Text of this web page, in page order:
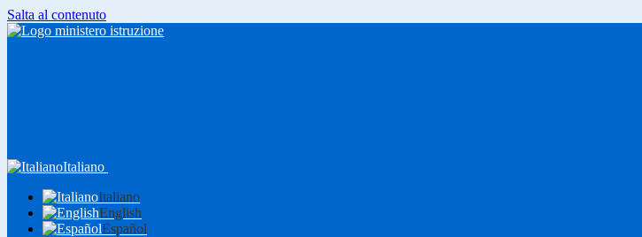
Salta al contenuto
Italiano
Italiano
English
Español